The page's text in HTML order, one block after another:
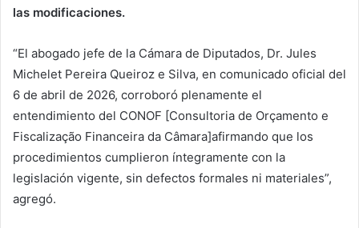
las modificaciones.
“El abogado jefe de la Cámara de Diputados, Dr. Jules
Michelet Pereira Queiroz e Silva, en comunicado oficial del
6 de abril de 2026, corroboró plenamente el
entendimiento del CONOF [Consultoria de Orçamento e
Fiscalização Financeira da Câmara]afirmando que los
procedimientos cumplieron íntegramente con la
legislación vigente, sin defectos formales ni materiales”,
agregó.